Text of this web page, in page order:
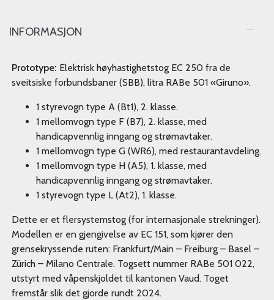
INFORMASJON
Prototype: Elektrisk høyhastighetstog EC 250 fra de
sveitsiske forbundsbaner (SBB), litra RABe 501 «Giruno».
1 styrevogn type A (Bt1), 2. klasse.
1 mellomvogn type F (B7), 2. klasse, med
handicapvennlig inngang og strømavtaker.
1 mellomvogn type G (WR6), med restaurantavdeling.
1 mellomvogn type H (A5), 1. klasse, med
handicapvennlig inngang og strømavtaker.
1 styrevogn type L (At2), 1. klasse.
Dette er et flersystemstog (for internasjonale strekninger).
Modellen er en gjengivelse av EC 151, som kjører den
grensekryssende ruten: Frankfurt/Main – Freiburg – Basel –
Zürich – Milano Centrale. Togsett nummer RABe 501 022,
utstyrt med våpenskjoldet til kantonen Vaud. Toget
fremstår slik det gjorde rundt 2024.